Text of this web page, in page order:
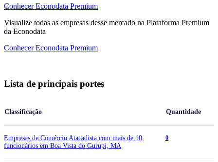
Conhecer Econodata Premium
Visualize todas as empresas desse mercado na Plataforma Premium
da Econodata
Conhecer Econodata Premium
Lista de principais portes
Classificação Quantidade
Empresas de Comércio Atacadista com mais de 10
funcionários em Boa Vista do Gurupi, MA
0